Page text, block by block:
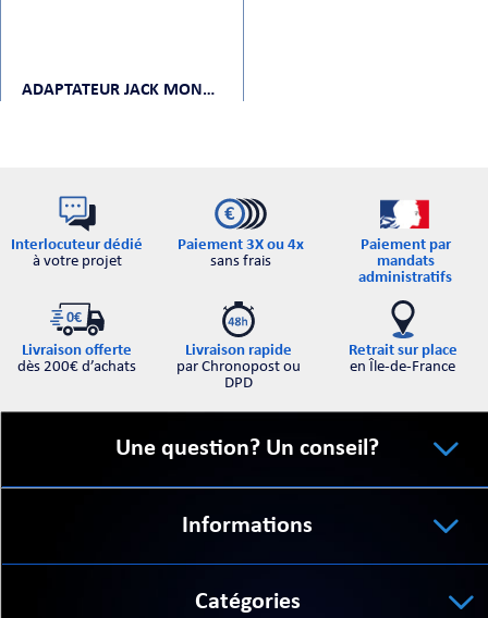
ADAPTATEUR JACK MONO FEMELLE VERS RCA MONO MÂLE
Interlocuteur dédié
à votre projet
Paiement 3X ou 4x
sans frais
Paiement par
mandats
administratifs
Livraison offerte
dès 200€ d’achats
Livraison rapide
par Chronopost ou
DPD
Retrait sur place
en Île-de-France
Une question? Un conseil?
Informations
Catégories